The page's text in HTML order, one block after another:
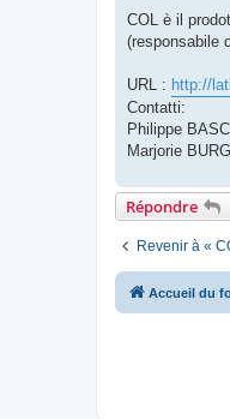
COL è il
(responsabile
URL : http://
Contatti:
Philippe
Marjorie
Répondre
Revenir à «
Accueil du